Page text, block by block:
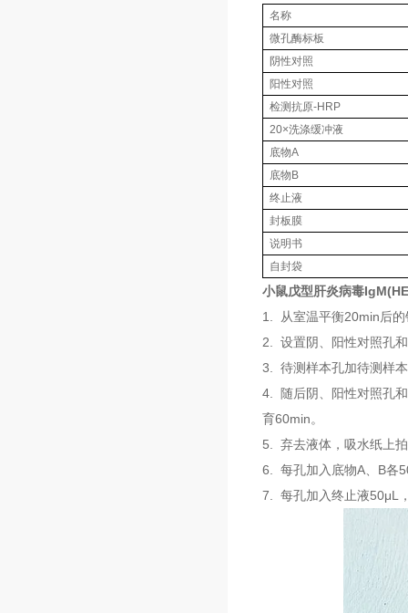
名称
微孔酶标板
阴性对照
阳性对照
检测抗原-HRP
20×洗涤缓冲液
底物A
底物B
终止液
封板膜
说明书
自封袋
小鼠戊型肝炎病毒
1. 从室温平衡20min后
2. 设置阴、阳性对照孔
3. 待测样本孔加待测样
4. 随后阴、阳性对照孔
育60min。
5. 弃去液体，吸水纸上
6. 每孔加入底物A、B各
7. 每孔加入终止液50μL